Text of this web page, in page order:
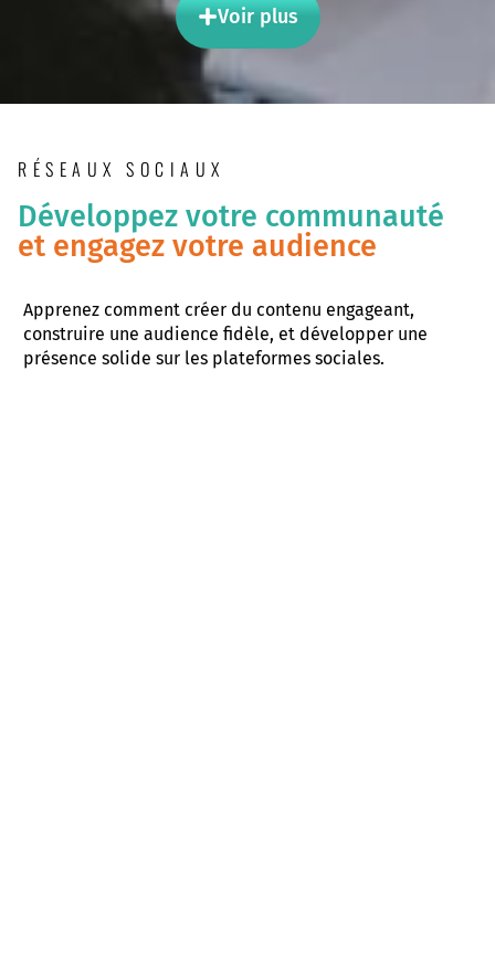
Voir plus
RÉSEAUX SOCIAUX
Développez votre communauté
et engagez votre audience
Apprenez comment créer du contenu engageant,
construire une audience fidèle, et développer une
présence solide sur les plateformes sociales.